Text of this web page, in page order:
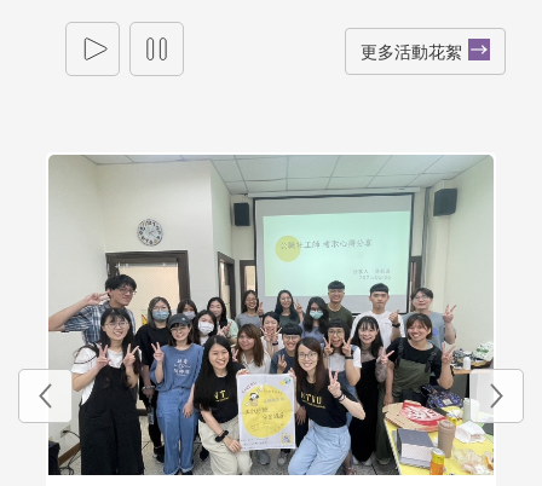
更多活動花絮